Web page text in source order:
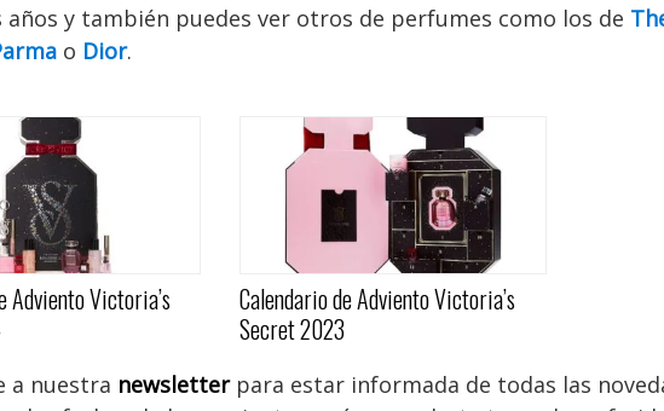
años y también puedes ver otros de perfumes como los de
o Dior.
Adviento Victoria’s
Calendario de Adviento Victoria’s
Secret 2023
a nuestra newsletterpara estar informada de todas las